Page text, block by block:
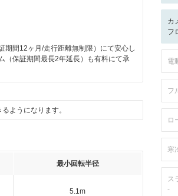
期間12ヶ月/走行距離無制限）にて安心し
（保証期間最長2年延長）も有料にて承
ようになります。
最小回転半径
5.1m
カ
フ
電
フ
ロ
寒
ス
-